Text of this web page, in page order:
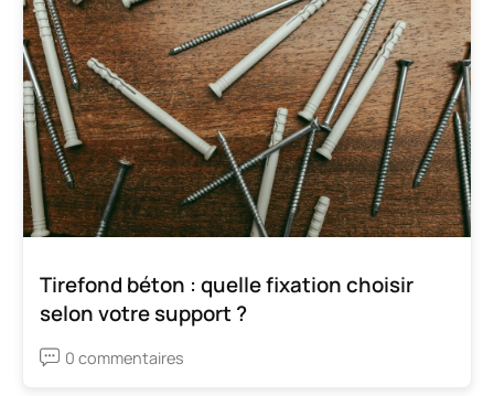
Tirefond béton : quelle fixation choisir
selon votre support ?
0 commentaires